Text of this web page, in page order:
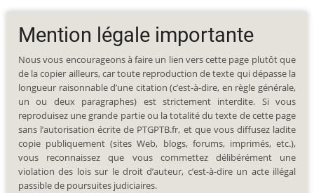
Mention légale importante
Nous vous encourageons à faire un lien vers cette page plutôt que
de la copier ailleurs, car toute reproduction de texte qui dépasse la
longueur raisonnable d’une citation (c’est-à-dire, en règle générale,
un ou deux paragraphes) est strictement interdite. Si vous
reproduisez une grande partie ou la totalité du texte de cette page
sans l’autorisation écrite de PTGPTB.fr, et que vous diffusez ladite
copie publiquement (sites Web, blogs, forums, imprimés, etc.),
vous reconnaissez que vous commettez délibérément une
violation des lois sur le droit d’auteur, c’est-à-dire un acte illégal
passible de poursuites judiciaires.